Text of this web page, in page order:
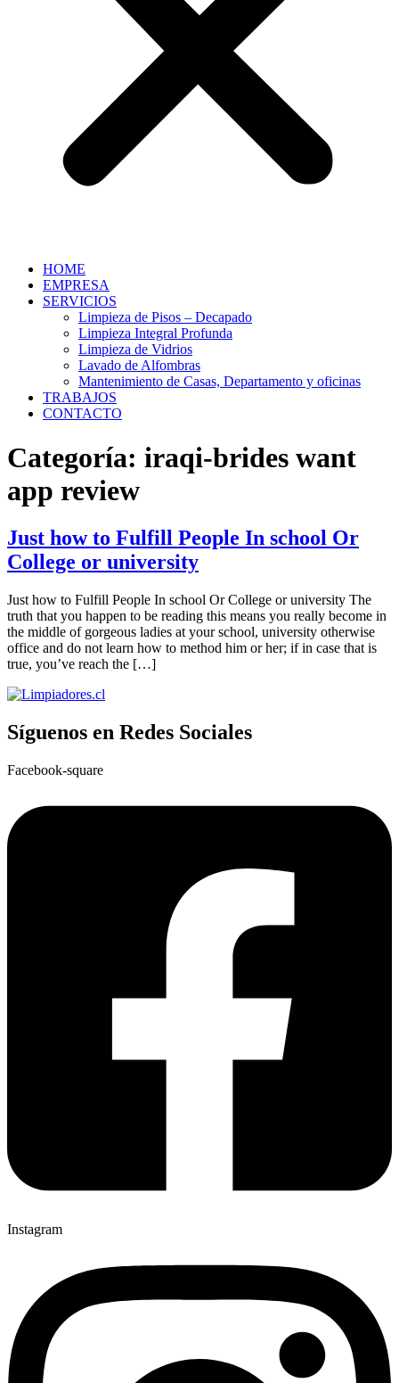
HOME
EMPRESA
SERVICIOS
Limpieza de Pisos – Decapado
Limpieza Integral Profunda
Limpieza de Vidrios
Lavado de Alfombras
Mantenimiento de Casas, Departamento y oficinas
TRABAJOS
CONTACTO
Categoría: iraqi-brides want
app review
Just how to Fulfill People In school Or
College or university
Just how to Fulfill People In school Or College or university The
truth that you happen to be reading this means you really become in
the middle of gorgeous ladies at your school, university otherwise
office and do not learn how to method him or her; if in case that is
true, you’ve reach the […]
Síguenos en Redes Sociales
Facebook-square
Instagram